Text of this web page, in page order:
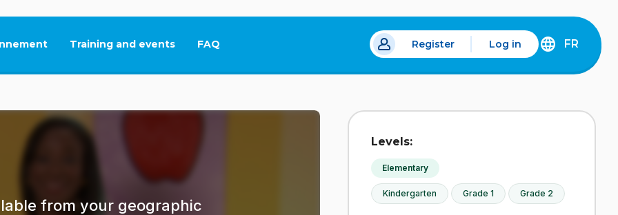
Training and events FAQ
This link will open in a new tab. Register Log in
DÉCOUVREZ
FRANÇAIS
FR
from your geographic
Levels:
Elementary
Kindergarten Grade 1 Grade 2